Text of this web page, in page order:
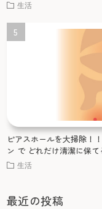
生活
ピアスホールを大掃除！
ン で どれだけ清潔に保て
生活
最近の投稿